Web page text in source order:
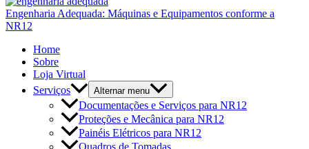
Engenharia Adequada: Máquinas e Equipamentos conforme a
NR12
Home
Sobre
Loja Virtual
Serviços
Alternar menu
Documentações e Serviços para NR12
Proteções e Mecânica para NR12
Painéis Elétricos para NR12